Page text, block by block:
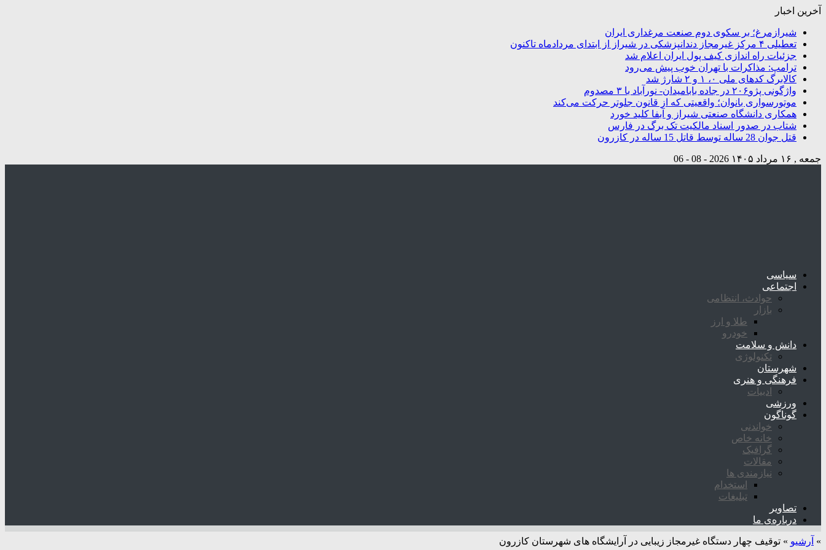
آخرین اخبار
شیرازمرغ؛ بر سکوی دوم صنعت مرغداری ایران
تعطیلی ۴ مرکز غیرمجاز دندانپزشکی در شیراز از ابتدای مردادماه تاکنون
جزئیات راه اندازی کیف پول ایران اعلام شد
ترامپ: مذاکرات با تهران خوب پیش می‌رود
کالابرگ کدهای ملی ۰، ۱ و ۲ شارژ شد
واژگونی پژو۲۰۶ در جاده بابامیدان- نورآباد با ۳ مصدوم
موتورسواری بانوان؛ واقعیتی که از قانون جلوتر حرکت می‌کند
همکاری دانشگاه صنعتی شیراز و آبفا کلید خورد
شتاب در صدور اسناد مالکیت تک برگ در فارس
قتل جوان 28 ساله توسط قاتل 15 ساله در کازرون
جمعه , ۱۶ مرداد ۱۴۰۵ 2026 - 08 - 06
سیاسی
اجتماعی
حوادث، انتظامی
بازار
طلا و ارز
خودرو
دانش و سلامت
تکنولوژی
شهرستان
فرهنگی و هنری
ادبیات
ورزشی
گوناگون
خواندنی
خانه خاص
گرافیک
مقالات
نیازمندی ها
استخدام
تبلیغات
تصاویر
درباره‌ی ما
» آرشیو » توقیف چهار دستگاه غیرمجاز زیبایی در آرایشگاه های شهرستان کازرون